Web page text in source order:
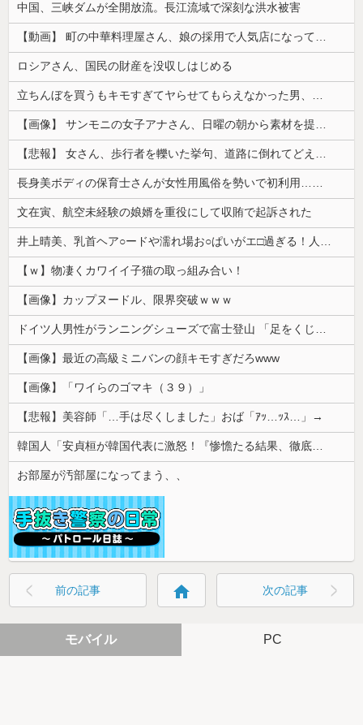
中国、三峡ダムが全開放流。長江流域で深刻な洪水被害
【動画】 町の中華料理屋さん、娘の採用で人気店になってしまう
ロシアさん、国民の財産を没収しはじめる
立ちんぼを買うもキモすぎてヤらせてもらえなかった男、代わりの足コキでまさかの大量身寸米青ｗｗｗ
【画像】 サンモニの女子アナさん、日曜の朝から素材を提供してしまう
【悲報】 女さん、歩行者を轢いた挙句、道路に倒れてどえらいことになってしまうw w w w w w w
長身美ボディの保育士さんが女性用風俗を勢いで初利用…子供に絶対見せられないメスの顔でイキまくり。
文在寅、航空未経験の娘婿を重役にして収賄で起訴された
井上晴美、乳首ヘア○ードや濡れ場お○ぱいがエ□過ぎる！人生最後のラスト写真集、最高！！
【ｗ】物凄くカワイイ子猫の取っ組み合い！
【画像】カップヌードル、限界突破ｗｗｗ
ドイツ人男性がランニングシューズで富士登山 「足をくじいて動けない」
【画像】最近の高級ミニバンの顔キモすぎだろwww
【画像】「ワイらのゴマキ（３９）」
【悲報】美容師「…手は尽くしました」おば「ｱｯ…ｯｽ…」→
韓国人「安貞桓が韓国代表に激怒！『惨憺たる結果、徹底的な刷新が必要だ』と監督や協会を痛烈批判」
お部屋が汚部屋になってまう、、
前の記事 home 次の記事
モバイル PC